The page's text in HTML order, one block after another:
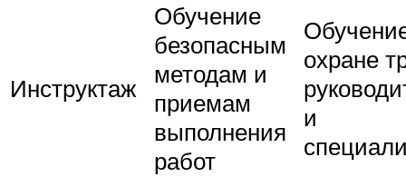
Инструктаж
Обучение
безопасным
методам и
приемам
выполнения
работ
охране
и